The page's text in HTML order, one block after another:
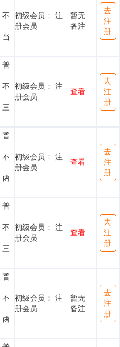
不
当
初级会员： 注
册会员
暂无
备注
去
注
册
普
不
三
初级会员： 注
册会员
查看
去
注
册
普
不
两
初级会员： 注
册会员
查看
去
注
册
普
不
三
初级会员： 注
册会员
查看
去
注
册
普
不
两
初级会员： 注
册会员
暂无
备注
去
注
册